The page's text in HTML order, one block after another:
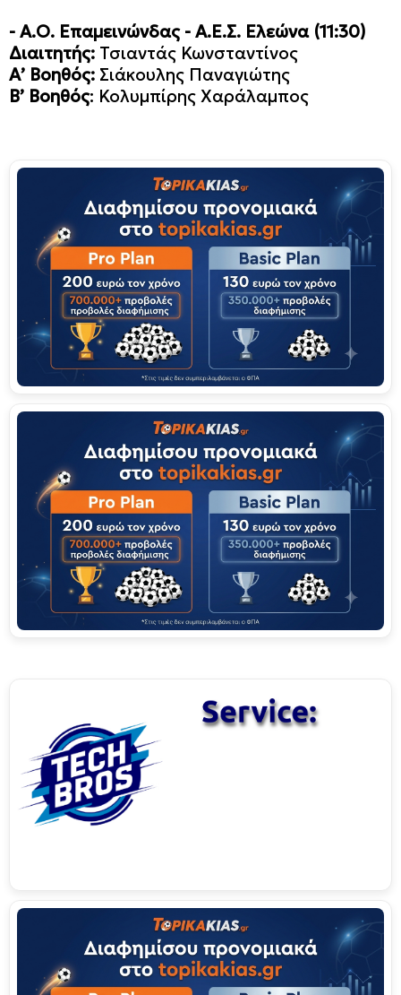
- Α.Ο. Επαμεινώνδας - Α.Ε.Σ. Ελεώνα (11:30)
Διαιτητής: Τσιαντάς Κωνσταντίνος
Α’ Βοηθός: Σιάκουλης Παναγιώτης
Β’ Βοηθός: Κολυμπίρης Χαράλαμπος